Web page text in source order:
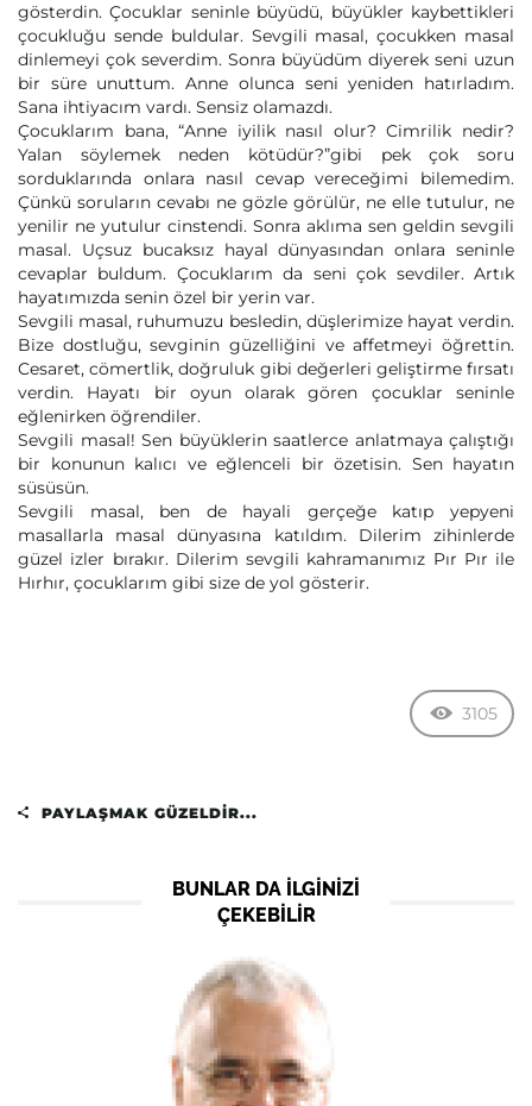
gösterdin. Çocuklar seninle büyüdü, büyükler kaybettikleri
çocukluğu sende buldular. Sevgili masal, çocukken masal
dinlemeyi çok severdim. Sonra büyüdüm diyerek seni uzun
bir süre unuttum. Anne olunca seni yeniden hatırladım.
Sana ihtiyacım vardı. Sensiz olamazdı.
Çocuklarım bana, “Anne iyilik nasıl olur? Cimrilik nedir?
Yalan söylemek neden kötüdür?”gibi pek çok soru
sorduklarında onlara nasıl cevap vereceğimi bilemedim.
Çünkü soruların cevabı ne gözle görülür, ne elle tutulur, ne
yenilir ne yutulur cinstendi. Sonra aklıma sen geldin sevgili
masal. Uçsuz bucaksız hayal dünyasından onlara seninle
cevaplar buldum. Çocuklarım da seni çok sevdiler. Artık
hayatımızda senin özel bir yerin var.
Sevgili masal, ruhumuzu besledin, düşlerimize hayat verdin.
Bize dostluğu, sevginin güzelliğini ve affetmeyi öğrettin.
Cesaret, cömertlik, doğruluk gibi değerleri geliştirme fırsatı
verdin. Hayatı bir oyun olarak gören çocuklar seninle
eğlenirken öğrendiler.
Sevgili masal! Sen büyüklerin saatlerce anlatmaya çalıştığı
bir konunun kalıcı ve eğlenceli bir özetisin. Sen hayatın
süsüsün.
Sevgili masal, ben de hayali gerçeğe katıp yepyeni
masallarla masal dünyasına katıldım. Dilerim zihinlerde
güzel izler bırakır. Dilerim sevgili kahramanımız Pır Pır ile
Hırhır, çocuklarım gibi size de yol gösterir.
3105
PAYLAŞMAK GÜZELDIR...
BUNLAR DA ILGINIZI
ÇEKEBILIR